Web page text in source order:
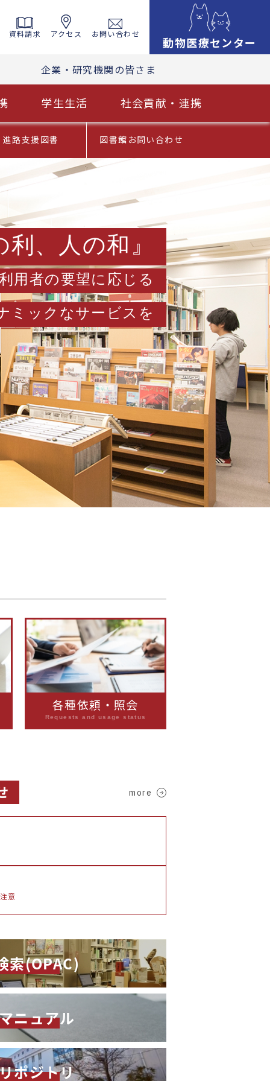
資料請求 アクセス お問い合わせ
動物医療センター
企業・研究機関の皆さま
学生生活 社会貢献・連携
進路支援図書 図書館お問い合わせ
、人の和』
用者の要望に応じる
ミックなサービスを
各種依頼・照会
Requests and usage status
more
意
索(OPAC)
ニュアル
ポジトリ